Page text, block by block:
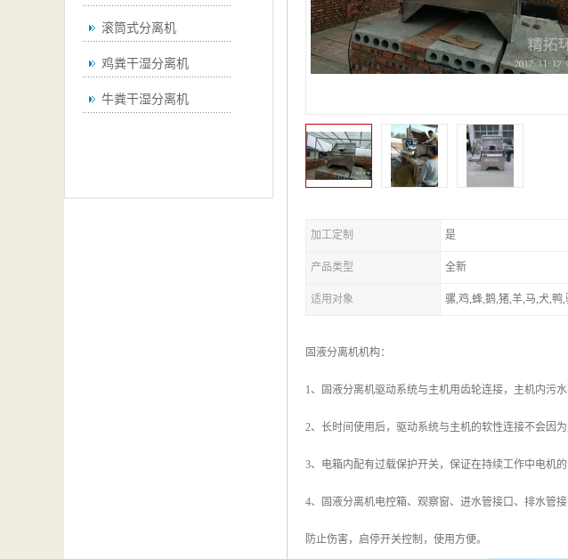
滚筒式分离机
鸡粪干湿分离机
牛粪干湿分离机
加工定制 是
产品类型 全新
适用对象 骡,鸡,蜂,鹅,猪,羊,马,犬,鸭
固液分离机机构：
1、固液分离机驱动系统与主机用齿轮连接，主机内污
2、长时间使用后，驱动系统与主机的软性连接不会因为
3、电箱内配有过载保护开关，保证在持续工作中电机的
4、固液分离机电控箱、观察窗、进水管接口、排水管
防止伤害，启停开关控制，使用方便。